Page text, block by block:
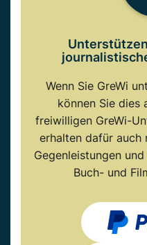
Wenn Sie GreWi
können Sie dies
freiwilligen GreWi-
erhalten dafür auch
Gegenleistungen
Buch- und